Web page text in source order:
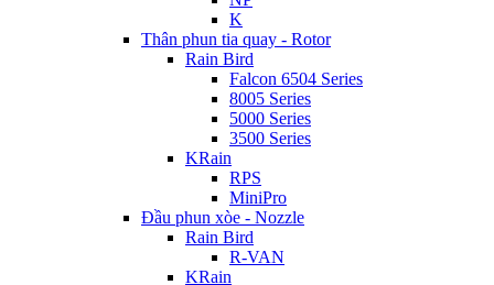
K
Thân phun tia quay - Rotor
Rain Bird
Falcon 6504 Series
8005 Series
5000 Series
3500 Series
KRain
RPS
MiniPro
Đầu phun xòe - Nozzle
Rain Bird
R-VAN
KRain